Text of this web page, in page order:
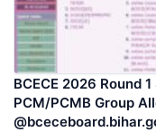
BCECE 2026 Round
PCM/PCMB Group